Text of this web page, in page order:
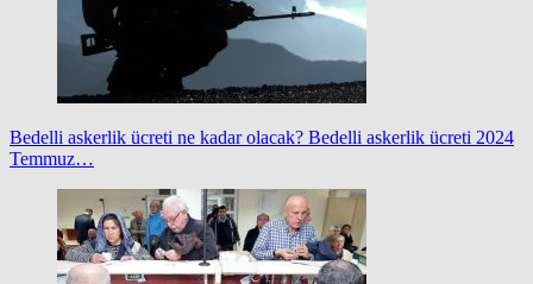
Bedelli askerlik ücreti ne kadar olacak? Bedelli askerlik ücreti 2024
Temmuz…